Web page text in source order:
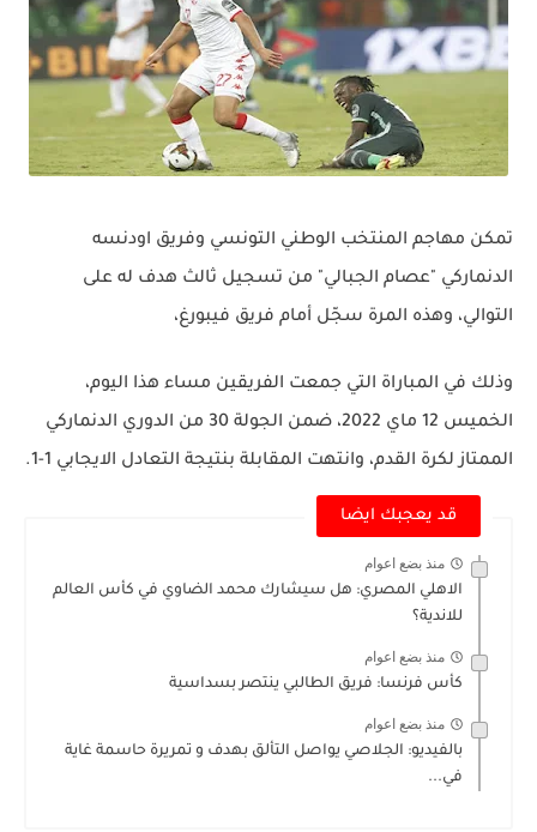
تمكن مهاجم المنتخب الوطني التونسي وفريق اودنسه
الدنماركي "عصام الجبالي" من تسجيل ثالث هدف له على
التوالي، وهذه المرة سجّل أمام فريق فيبورغ،
وذلك في المباراة التي جمعت الفريقين مساء هذا اليوم،
الخميس 12 ماي 2022، ضمن الجولة 30 من الدوري الدنماركي
الممتاز لكرة القدم، وانتهت المقابلة بنتيجة التعادل الايجابي 1-1.
قد يعجبك ايضا
منذ بضع اعوام
الاهلي المصري: هل سيشارك محمد الضاوي في كأس العالم
للاندية؟
منذ بضع اعوام
كأس فرنسا: فريق الطالبي ينتصر بسداسية
منذ بضع اعوام
بالفيديو: الجلاصي يواصل التألق بهدف و تمريرة حاسمة غاية
في...